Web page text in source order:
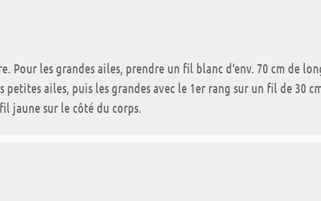
Pour les grandes ailes, prendre un fil blanc d‘env. 70 cm de
petites ailes, puis les grandes avec le 1er rang sur un fil de 30
jaune sur le côté du corps.